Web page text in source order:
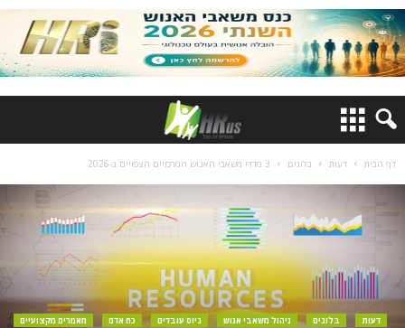
דף הבית דעות בלוגים 3 מדדי משאבי האנוש המרכזיים הצפויים ב-2026
דעות בלוגים ניהול משאבי אנוש גיוס עובדים כח אדם
מאמרים מקצועיים